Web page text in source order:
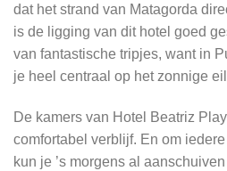
dat het strand van Matagorda
is de ligging van dit hotel goed
van fantastische tripjes, want in
je heel centraal op het zonnige
De kamers van Hotel Beatriz
comfortabel verblijf. En om
kun je ’s morgens al